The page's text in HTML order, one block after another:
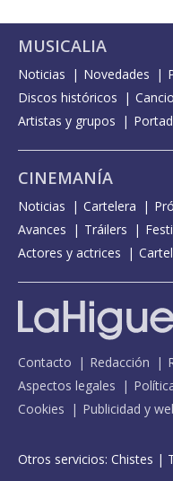
MUSICALIA
Noticias Novedades
Discos históricos
Artistas y grupos
CINEMANÍA
Noticias Cartelera
Avances
Tráilers
Actores y actrices
Contacto Redacción
Aspectos legales
Cookies
Publicidad y
Otros servicios: Chistes |